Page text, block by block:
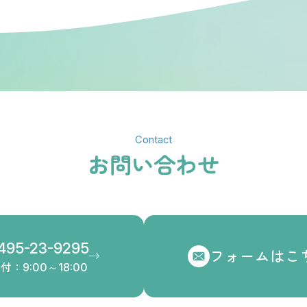
Contact
お問い合わせ
23-9295
：9:00～18:00
フォームはこ